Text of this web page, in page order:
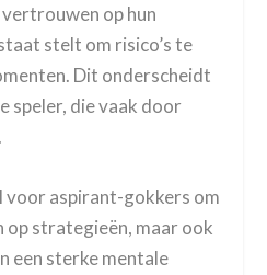
op hun
stelt om risico’s te
Dit onderscheidt
speler, die vaak door
voor aspirant-gokkers om
op strategieën, maar ook
een sterke mentale